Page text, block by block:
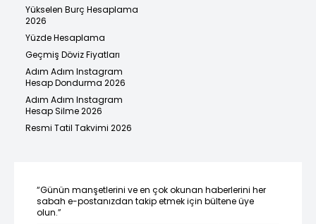
Yükselen Burç Hesaplama
2026
Yüzde Hesaplama
Geçmiş Döviz Fiyatları
Adım Adım Instagram
Hesap Dondurma 2026
Adım Adım Instagram
Hesap Silme 2026
Resmi Tatil Takvimi 2026
“Günün manşetlerini ve en çok okunan haberlerini her
sabah e-postanızdan takip etmek için bültene üye
olun.”